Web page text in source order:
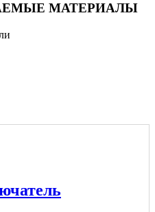
МАТЕРИАЛЫ